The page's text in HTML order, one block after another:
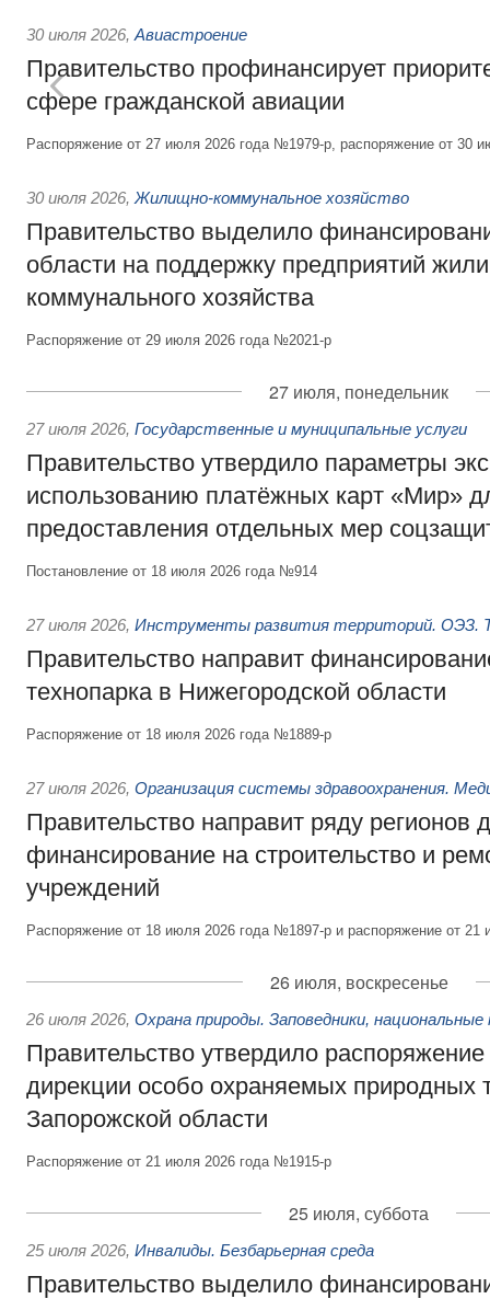
30 июля 2026, Авиастроение
Правительство профинансирует
сфере гражданской авиации
Распоряжение от 27 июля 2026 года №1979-р, распоряжение от 30
30 июля 2026, Жилищно-коммунальное хозяйство
Правительство выделило
области на поддержку предприятий
коммунального хозяйства
Распоряжение от 29 июля 2026 года №2021-р
27 июля, понедельник
27 июля 2026, Государственные и муниципальные услуги
Правительство утвердило параметры
использованию платёжных карт «Мир»
предоставления отдельных мер
Постановление от 18 июля 2026 года №914
27 июля 2026, Инструменты развития территорий. ОЭЗ.
Правительство направит
технопарка в Нижегородской области
Распоряжение от 18 июля 2026 года №1889-р
27 июля 2026, Организация системы здравоохранения.
Правительство направит ряду регионов
финансирование на строительство и
учреждений
Распоряжение от 18 июля 2026 года №1897-р и распоряжение от
26 июля, воскресенье
26 июля 2026, Охрана природы. Заповедники, национальные
Правительство утвердило
дирекции особо охраняемых природных
Запорожской области
Распоряжение от 21 июля 2026 года №1915-р
25 июля, суббота
25 июля 2026, Инвалиды. Безбарьерная среда
Правительство выделило